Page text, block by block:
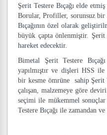
Şerit Testere Bıçağı elde
Borular, Profiller, sorunsuz bir
Bıçağının özel olarak
büyük çapta önlenmiştir. Şerit
hareket edecektir.
Bimetal Şerit Testere
yapılmıştır ve dişleri HSS
bir kesme ömrüne sahip Şerit
çalışan, malzemeye göre
seçimi ile mükemmel
Testere Bıçağı ile zamandan